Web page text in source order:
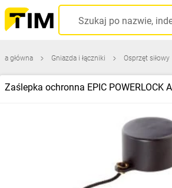
główna Gniazda i łączniki Osprzęt siłowy
Zaślepka ochronna EPIC POWERLOCK